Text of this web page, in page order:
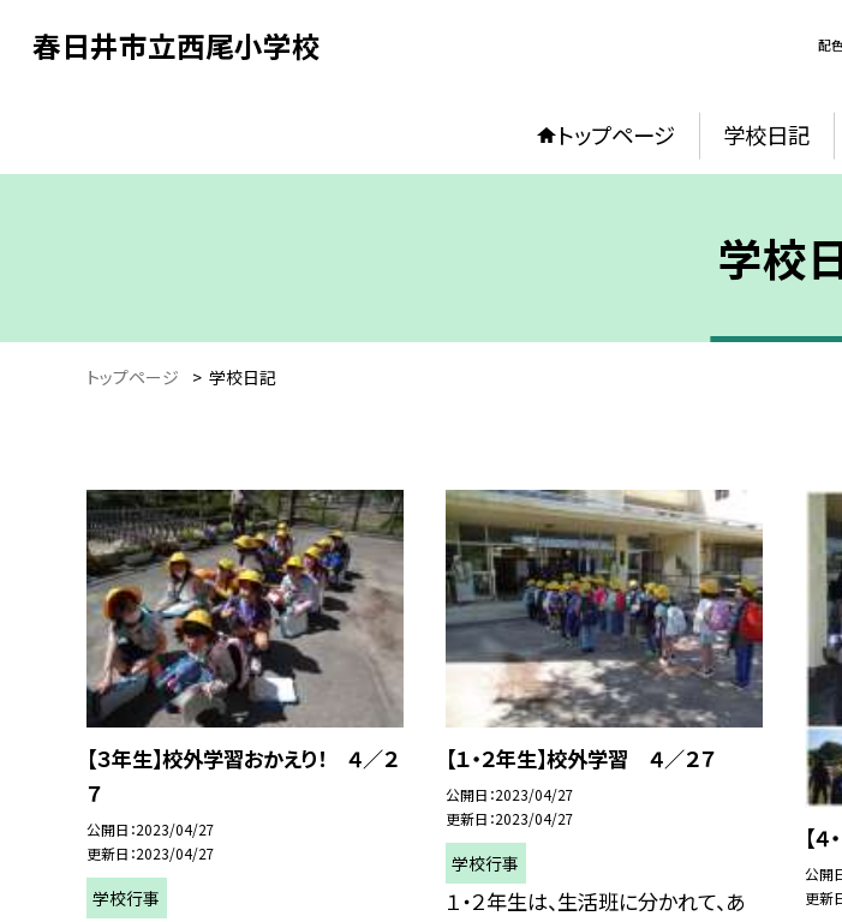
春日井市立西尾小学校 配色
トップページ 学校日記
学校
トップページ > 学校日記
【３年生】校外学習おかえり！ ４／２
７
公開日 2023/04/27
更新日 2023/04/27
学校行事
【１・２年生】校外学習 ４／２７
公開日 2023/04/27
更新日 2023/04/27
学校行事
１・２年生は、生活班に分かれて、あ
【
公開
更新